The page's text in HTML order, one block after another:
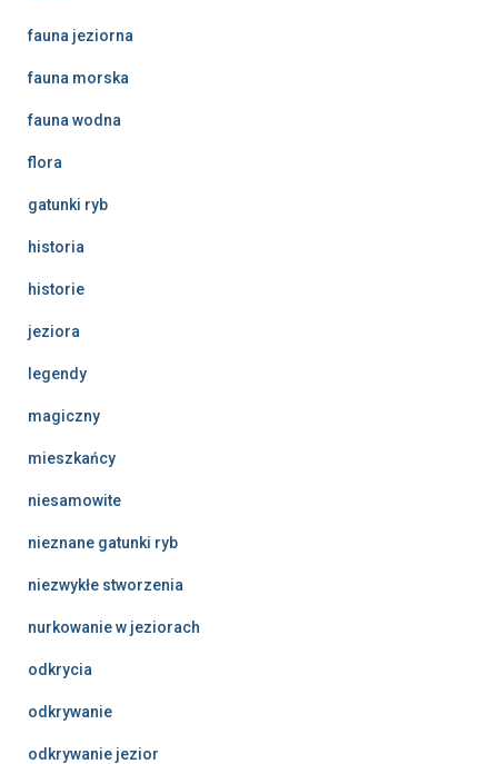
fauna jeziorna
fauna morska
fauna wodna
flora
gatunki ryb
historia
historie
jeziora
legendy
magiczny
mieszkańcy
niesamowite
nieznane gatunki ryb
niezwykłe stworzenia
nurkowanie w jeziorach
odkrycia
odkrywanie
odkrywanie jezior